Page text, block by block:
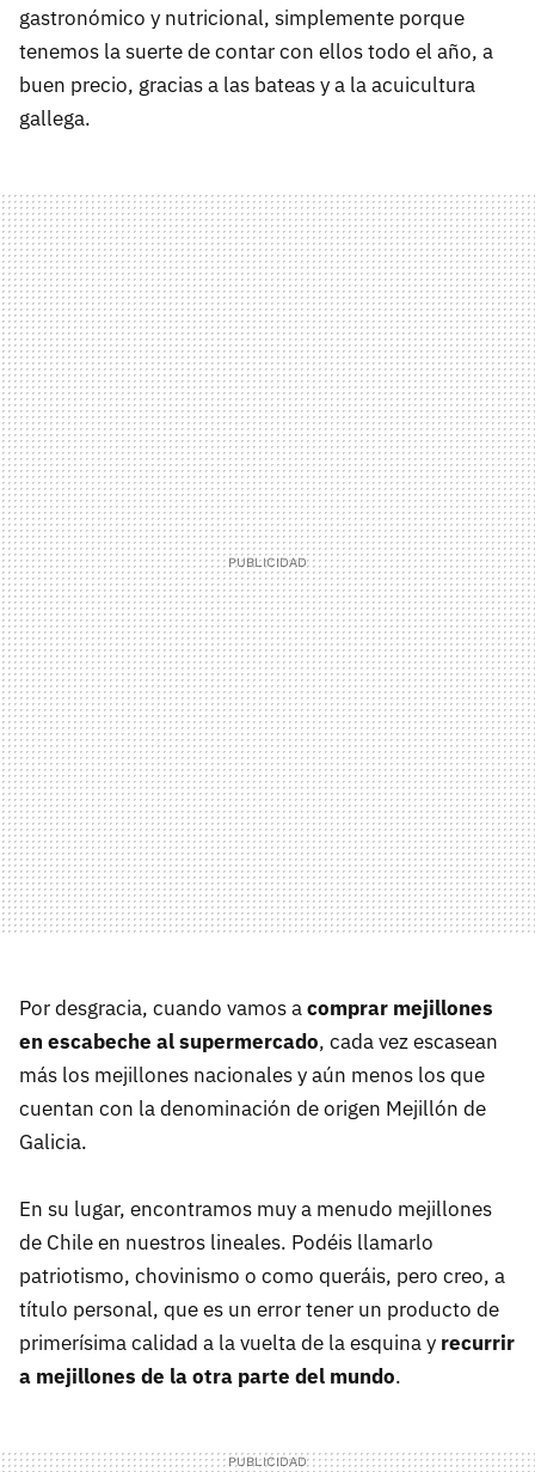
gastronómico y nutricional, simplemente porque
tenemos la suerte de contar con ellos todo el año, a
buen precio, gracias a las bateas y a la acuicultura
gallega.
Por desgracia, cuando vamos acomprar mejillones
en escabeche al supermercado, cada vez escasean
más los mejillones nacionales y aún menos los que
cuentan con la denominación de origen Mejillón de
Galicia.
En su lugar, encontramos muy a menudo mejillones
de Chile en nuestros lineales. Podéis llamarlo
patriotismo, chovinismo o como queráis, pero creo, a
título personal, que es un error tener un producto de
primerísima calidad a la vuelta de la esquina y recurrir
a mejillones de la otra parte del mundo.